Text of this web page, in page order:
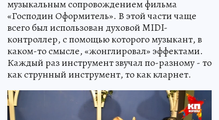
музыкальным сопровождением фильма
«Господин Оформитель». В этой части чаще
всего был использован духовой MIDI-
контроллер, с помощью которого музыкант, в
каком-то смысле, «жонглировал» эффектами.
Каждый раз инструмент звучал по-разному - то
как струнный инструмент, то как кларнет.